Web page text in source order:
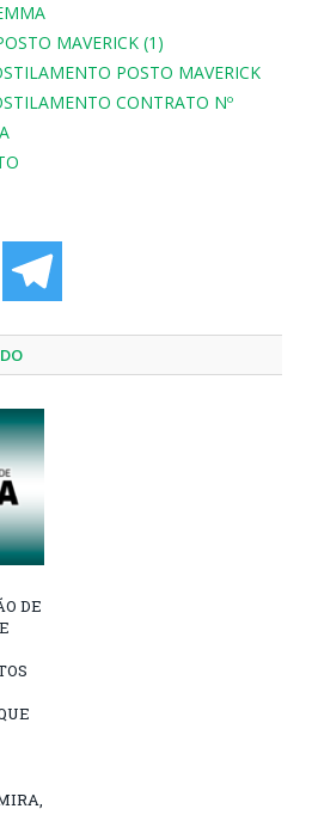
MAVERICK (1)
POSTO MAVERICK
CONTRATO Nº
DE